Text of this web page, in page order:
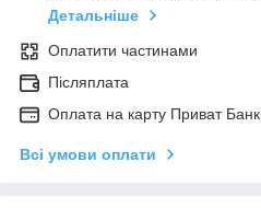
Детальніше
Оплатити частинами
Післяплата
Оплата на карту Приват Банк
Всі умови оплати